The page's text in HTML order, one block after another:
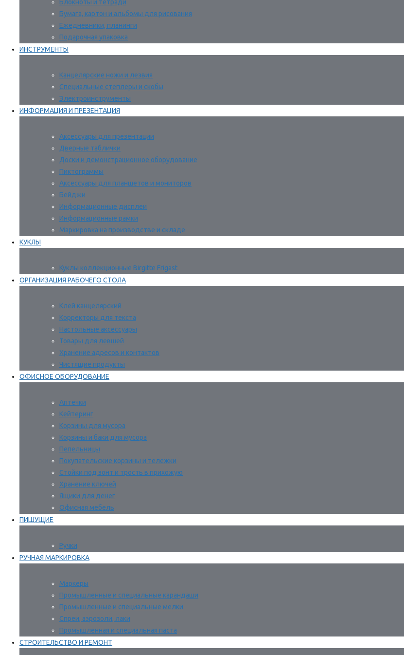
Блокноты и тетради
Бумага, картон и альбомы для рисования
Ежедневники, планинги
Подарочная упаковка
ИНСТРУМЕНТЫ
Канцелярские ножи и лезвия
Специальные степлеры и скобы
Электроинструменты
ИНФОРМАЦИЯ И ПРЕЗЕНТАЦИЯ
Аксессуары для презентации
Дверные таблички
Доски и демонстрационное оборудование
Пиктограммы
Аксессуары для планшетов и мониторов
Бейджи
Информационные дисплеи
Информационные рамки
Маркировка на производстве и складе
КУКЛЫ
Куклы коллекционные Birgitte Frigast
ОРГАНИЗАЦИЯ РАБОЧЕГО СТОЛА
Клей канцелярский
Корректоры для текста
Настольные аксессуары
Товары для левшей
Хранение адресов и контактов
Чистящие продукты
ОФИСНОЕ ОБОРУДОВАНИЕ
Аптечки
Кейтеринг
Корзины для мусора
Корзины и баки для мусора
Пепельницы
Покупательские корзины и тележки
Стойки под зонт и трость в прихожую
Хранение ключей
Ящики для денег
Офисная мебель
ПИШУЩИЕ
Ручки
РУЧНАЯ МАРКИРОВКА
Маркеры
Промышленные и специальные карандаши
Промышленные и специальные мелки
Спреи, аэрозоли, лаки
Промышленная и специальная паста
СТРОИТЕЛЬСТВО И РЕМОНТ